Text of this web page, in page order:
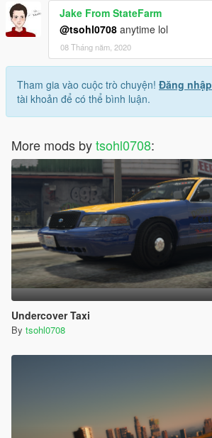
Jake From StateFarm
@tsohl0708 anytime lol
08 Tháng năm, 2020
Tham gia vào cuộc trò chuyện! Đăng nhập
tài khoản để có thể bình luận.
More mods bytsohl0708:
Undercover Taxi
By tsohl0708